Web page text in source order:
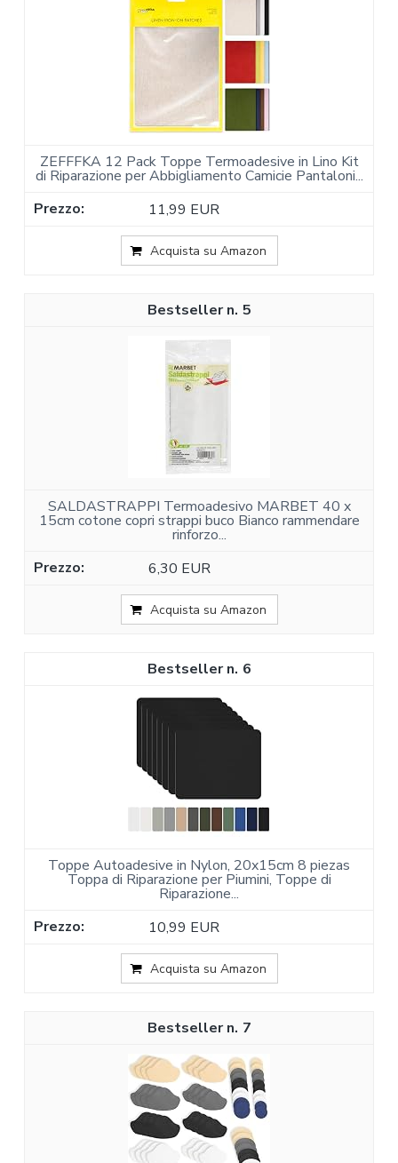
ZEFFFKA 12 Pack Toppe Termoadesive in Lino Kit
di Riparazione per Abbigliamento Camicie Pantaloni...
11,99 EUR
Acquista su Amazon
5
SALDASTRAPPI Termoadesivo MARBET 40 x
15cm cotone copri strappi buco Bianco rammendare
rinforzo...
6,30 EUR
Acquista su Amazon
6
Toppe Autoadesive in Nylon, 20x15cm 8 piezas
Toppa di Riparazione per Piumini, Toppe di
Riparazione...
10,99 EUR
Acquista su Amazon
7